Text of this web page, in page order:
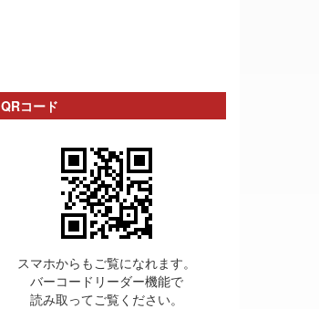
QRコード
スマホからもご覧になれます。
バーコードリーダー機能で
読み取ってご覧ください。